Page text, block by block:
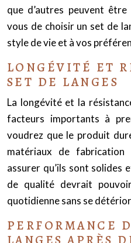
que d’autres peuvent
vous de choisir un set de
style de vie et à vos
LONGÉVITÉ ET
SET DE LANGES
La longévité et la
facteurs importants à
voudrez que le produit
matériaux de
assurer qu’ils sont solides
de qualité devrait
quotidienne sans se
PERFORMANCE